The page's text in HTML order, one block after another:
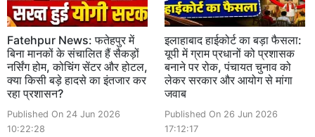
Fatehpur News: फतेहपुर में
बिना मानकों के संचालित हैं सैकड़ों
नर्सिंग होम, कोचिंग सेंटर और होटल,
क्या किसी बड़े हादसे का इंतजार कर
रहा प्रशासन?
Published On 24 Jun 2026
10:22:28
इलाहाबाद हाईकोर्ट का बड़ा फैसला:
यूपी में ग्राम प्रधानों को प्रशासक
बनाने पर रोक, पंचायत चुनाव को
लेकर सरकार और आयोग से मांगा
जवाब
Published On 26 Jun 2026
17:12:17